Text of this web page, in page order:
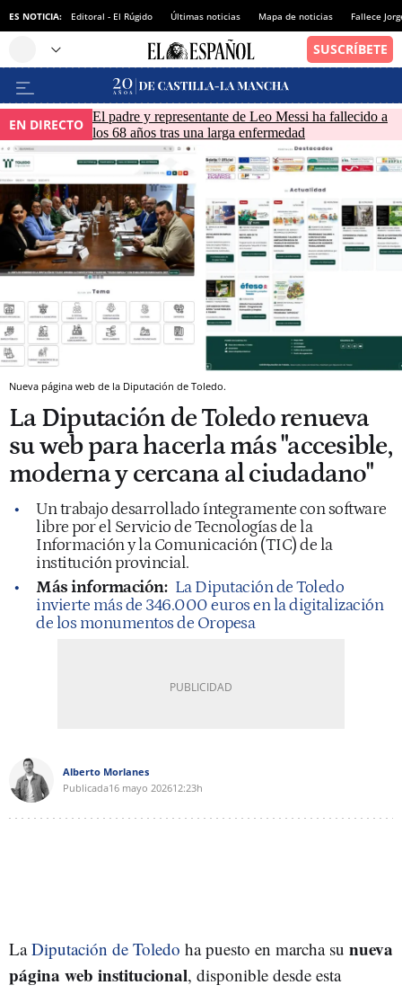
ES NOTICIA: Editoral - El Rúgido Últimas noticias Mapa de noticias Fallece
EN DIRECTO El padre y representante de Leo Messi ha fallecido a
los 68 años tras una larga enfermedad
Nueva página web de la Diputación de Toledo.
La Diputación de Toledo renueva
su web para hacerla más "accesible,
moderna y cercana al ciudadano"
Un trabajo desarrollado íntegramente con software
libre por el Servicio de Tecnologías de la
Información y la Comunicación (TIC) de la
institución provincial.
Más información: La Diputación de Toledo
invierte más de 346.000 euros en la digitalización
de los monumentos de Oropesa
Alberto Morlanes
Publicada16 mayo 202612:23h
LaDiputación de Toledo ha puesto en marcha su nueva
página web institucional, disponible desde esta